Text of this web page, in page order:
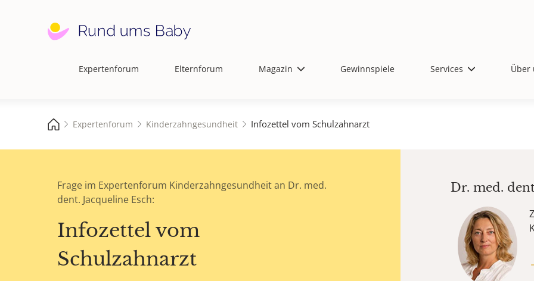
Hauptnavigation
Expertenforum Elternforum Magazin Gewinnspiele Services Über
Expertenforum Kinderzahngesundheit Infozettel vom Schulzahnarzt
Frage im Expertenforum Kinderzahngesundheit an Dr. med.
dent. Jacqueline Esch:
Infozettel vom
Schulzahnarzt
Dr. med.